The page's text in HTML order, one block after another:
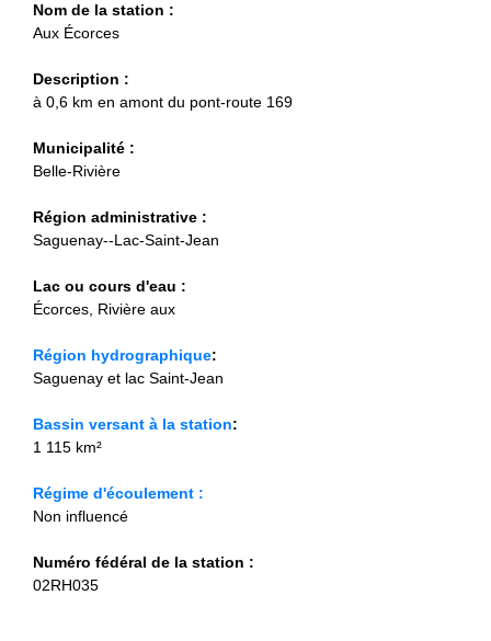
Nom de la station :
Aux Écorces
Description :
à 0,6 km en amont du pont-route 169
Municipalité :
Belle-Rivière
Région administrative :
Saguenay--Lac-Saint-Jean
Lac ou cours d'eau :
Écorces, Rivière aux
Région hydrographique:
Saguenay et lac Saint-Jean
Bassin versant à la station:
1 115 km²
Régime d'écoulement :
Non influencé
Numéro fédéral de la station :
02RH035